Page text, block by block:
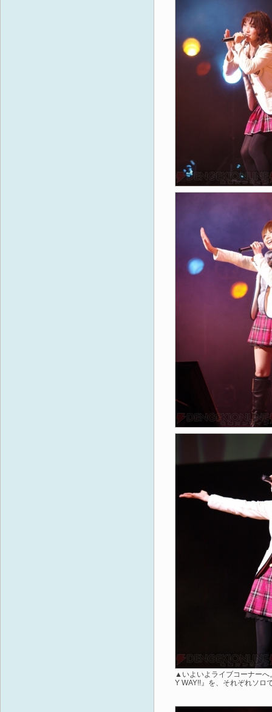
▲いよいよライブコーナーへ
Y WAY!!』を、それぞれソロ